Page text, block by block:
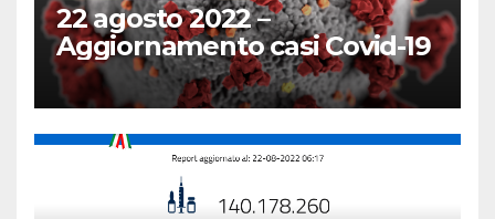
22 agosto 2022 –
Aggiornamento casi Covid-19